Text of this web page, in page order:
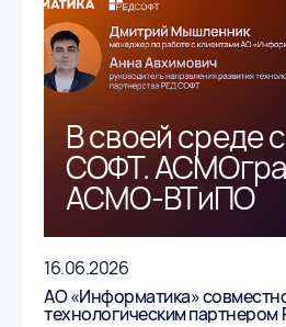
В своей среде
СОФТ.
АСМО-ВТиПО
16.06.2026
АО «Информатика»
технологическим